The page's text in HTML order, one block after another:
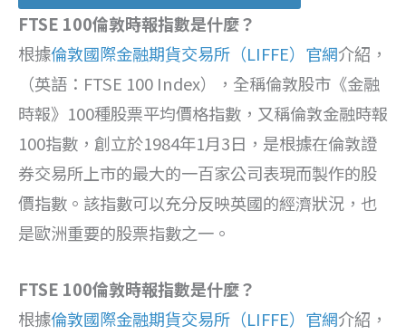
FTSE 100倫敦時報指數是什麼？
根據倫敦國際金融期貨交易所（LIFFE）官網介紹，
（英語：FTSE 100 Index），全稱倫敦股市《金融
時報》100種股票平均價格指數，又稱倫敦金融時報
100指數，創立於1984年1月3日，是根據在倫敦證
券交易所上市的最大的一百家公司表現而製作的股
價指數。該指數可以充分反映英國的經濟狀況，也
是歐洲重要的股票指數之一。
FTSE 100倫敦時報指數是什麼？
根據倫敦國際金融期貨交易所（LIFFE）官網介紹，